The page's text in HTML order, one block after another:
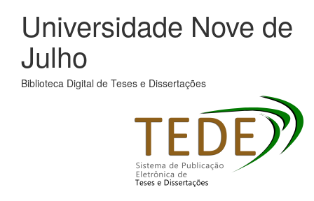
Universidade Nove de
Julho
Biblioteca Digital de Teses e Dissertações